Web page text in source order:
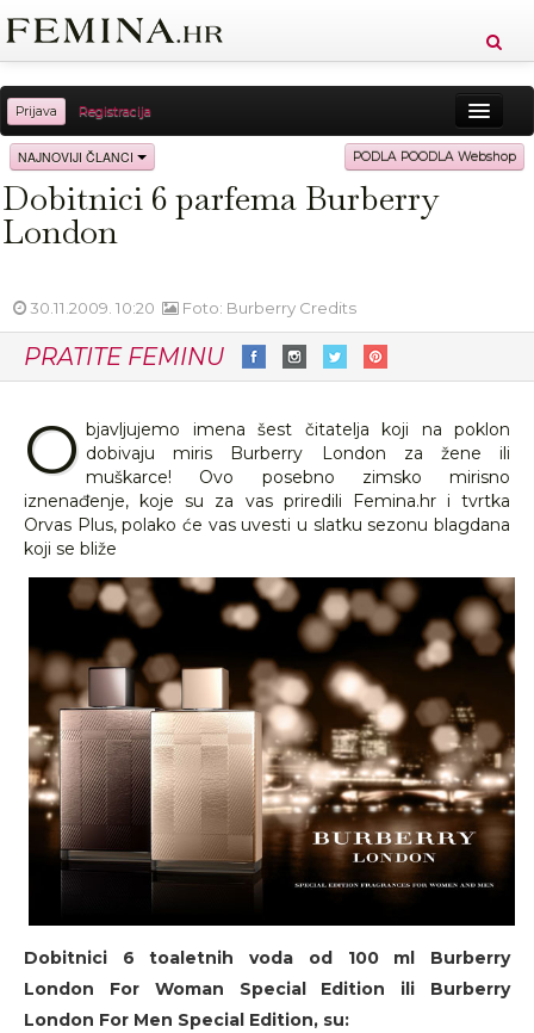
Prijava Registracija
Sreća Zdravlje Vitkost
Moda Ljubav Relax Putovanja Recepti
NAJNOVIJI ČLANCI PODLA POODLA Webshop
Dobitnici 6 parfema Burberry
London
30.11.2009. 10:20 Foto: Burberry Credits
PRATITE FEMINU
O bjavljujemo imena šest čitatelja koji na poklon
dobivaju miris Burberry London za žene ili
muškarce! Ovo posebno zimsko mirisno
iznenađenje, koje su za vas priredili Femina.hr i tvrtka
Orvas Plus, polako će vas uvesti u slatku sezonu blagdana
koji se bliže
Dobitnici 6 toaletnih voda od 100 ml Burberry
London For Woman Special Edition ili Burberry
London For Men Special Edition, su: